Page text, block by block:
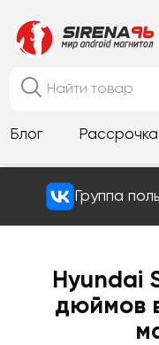
Блог Рассрочка
Группа
Hyundai
дюймов